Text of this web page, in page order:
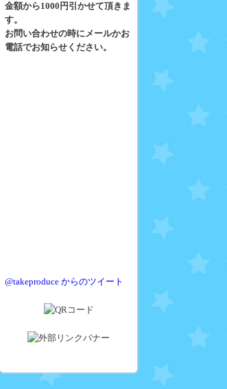
金額から1000円引かせて頂きま
す。
お問い合わせの時にメールかお
電話でお知らせください。
@takeproduce からのツイート